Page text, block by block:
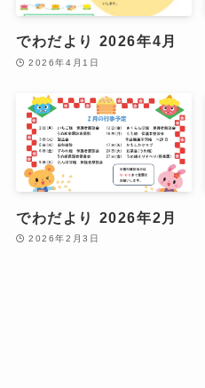
でわだより 2026年4月
2026年4月1日
でわだより 2026年2月
2026年2月3日